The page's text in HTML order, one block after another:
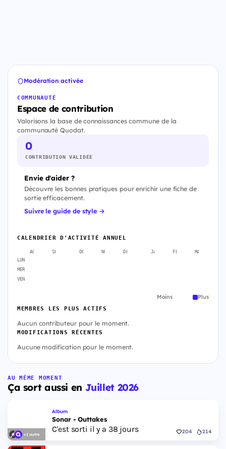
Modération activée
COMMUNAUTÉ
Espace de contribution
Valorisons la base de connaissances commune de la
communauté Quodat.
0
CONTRIBUTION VALIDÉE
Envie d'aider ?
Découvre les bonnes pratiques pour enrichir une fiche de
sortie efficacement.
Suivre le guide de style →
CALENDRIER D'ACTIVITÉ ANNUEL
AOÛT SEPT. OCT. NOV. DÉC. JANV. FÉVR. MARS
LUN
MER
VEN
Moins Plus
MEMBRES LES PLUS ACTIFS
Aucun contributeur pour le moment.
MODIFICATIONS RÉCENTES
Aucune modification pour le moment.
AU MÊME MOMENT
Ça sort aussi en Juillet 2026
+1 autre
Album
Sonar - Outtakes
C'est sorti il y a 38 jours 204 214